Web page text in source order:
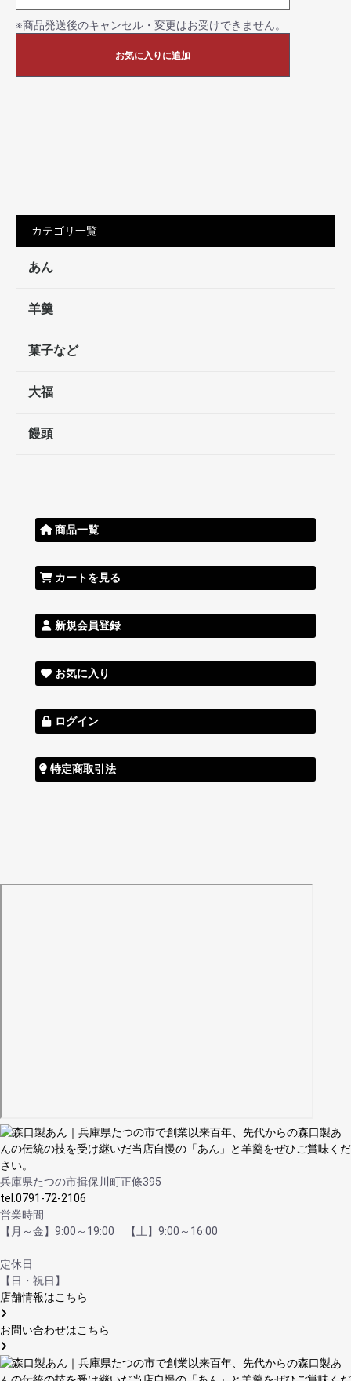
※商品発送後のキャンセル・変更はお受けできません。
お気に入りに追加
カテゴリ一覧
あん
羊羹
菓子など
大福
饅頭
商品一覧
カートを見る
新規会員登録
お気に入り
ログイン
特定商取引法
兵庫県たつの市揖保川町正條395
tel.0791-72-2106
営業時間
【月～金】9:00～19:00 【土】9:00～16:00
定休日
【日・祝日】
店舗情報はこちら
お問い合わせはこちら